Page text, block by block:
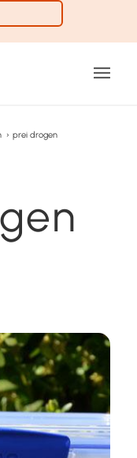
› prei drogen